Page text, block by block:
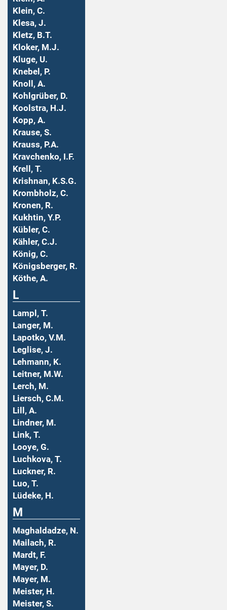
Klein, C.
Klesa, J.
Kletz, B.T.
Kloker, M.J.
Kluge, U.
Knebel, P.
Knoll, A.
Kohlgrüber, D.
Koolstra, H.J.
Kopp, A.
Krause, S.
Krauss, P.A.
Kravchenko, I.F.
Krell, T.
Krishnan, K.S.G.
Krombholz, C.
Kronen, R.
Kukhtin, Y.P.
Kübler, C.
Kähler, C.J.
König, C.
Königsberger, R.
Köthe, A.
L
Lampl, T.
Langer, M.
Lapotko, V.M.
Leglise, J.
Lehmann, K.
Leitner, M.W.
Lerch, M.
Liersch, C.M.
Lill, A.
Lindner, M.
Link, T.
Looye, G.
Luchkova, T.
Luckner, R.
Luo, T.
Lüdeke, H.
M
Maghaldadze, N.
Mailach, R.
Mardt, F.
Mayer, D.
Mayer, M.
Meister, H.
Meister, S.